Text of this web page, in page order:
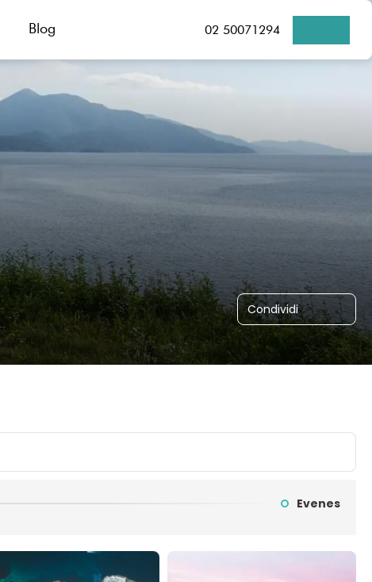
Blog 02 50071294
Condividi
Evenes